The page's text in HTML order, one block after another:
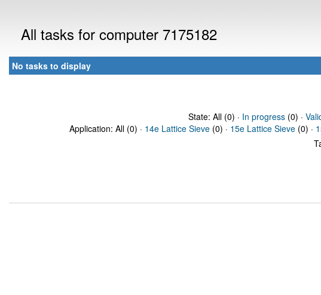
All tasks for computer 7175182
No tasks to display
State: All (0) · In progress(0) ·
Application: All (0) · 14e Lattice Sieve (0) · 15e Lattice Sieve (0) ·